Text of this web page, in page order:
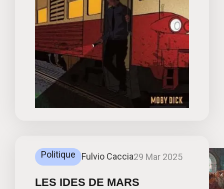
Politique Fulvio Caccia29 Mar 2025
LES IDES DE MARS